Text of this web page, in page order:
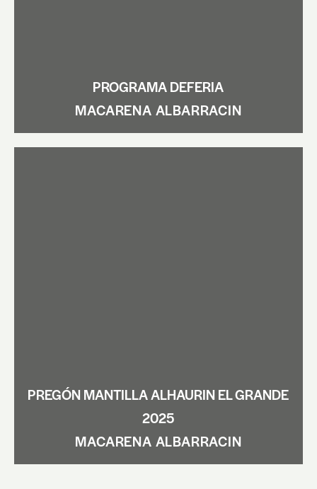
PROGRAMA DEFERIA
MACARENA ALBARRACIN
PREGÓN MANTILLA ALHAURIN EL GRANDE
2025
MACARENA ALBARRACIN